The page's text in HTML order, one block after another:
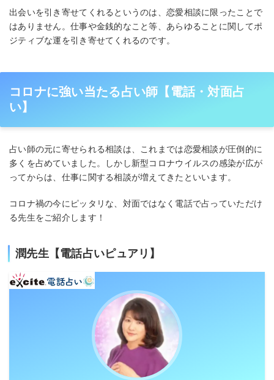
出会いを引き寄せてくれるというのは、恋愛相談に限ったことで
はありません。仕事や金銭的なこと等、あらゆることに関してポ
ジティブな運を引き寄せてくれるのです。
コロナに強い当たる占い師【電話・対面占
い】
占い師の元に寄せられる相談は、これまでは恋愛相談が圧倒的に
多くを占めていました。しかし新型コロナウイルスの感染が広が
ってからは、仕事に関する相談が増えてきたといいます。
コロナ禍の今にピッタリな、対面ではなく電話で占っていただけ
る先生をご紹介します！
潤先生【電話占いピュアリ】